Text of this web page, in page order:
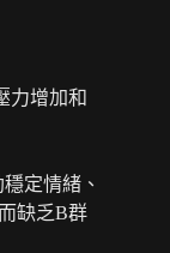
力增加和
定情緒、
缺乏B群